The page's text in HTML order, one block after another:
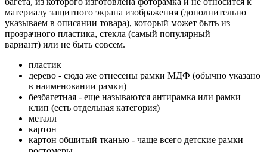
материалу защитного экрана изображения (дополнительно
указываем в описании товара), который может быть из
прозрачного пластика, стекла (самый популярный
вариант) или не быть совсем.
пластик
дерево - сюда же отнесены рамки МДФ (обычно указано
в наименовании рамки)
безбагетная - еще называются антирамка или рамки
клип (есть отдельная категория)
металл
картон
картон обшитый тканью - чаще всего детские рамки